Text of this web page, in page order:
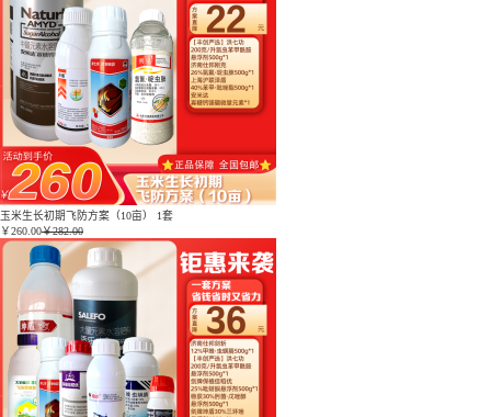
玉米生长初期飞防方案（10亩） 1套
￥260.00￥282.00